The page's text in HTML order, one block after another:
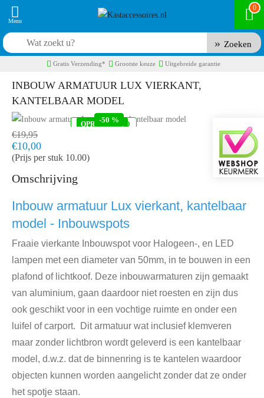
0
Zoeken
Gratis Verzending* Grootste keuze Uitgebreide garantie
INBOUW ARMATUUR LUX VIERKANT,
KANTELBAAR MODEL
OP VOORRAAD
OPRUIMING
-50 %
Snel in huis, 1 á 2 werkdagen
SPO-0391
€19,95
€10,00
(Prijs per stuk 10.00)
Omschrijving
Inbouw armatuur Lux vierkant, kantelbaar
model - Inbouwspots
Fraaie vierkante Inbouwspot voor Halogeen-, en LED
lampen met een diameter van 50mm, in te bouwen in een
plafond of lichtkoof. Deze inbouwarmaturen zijn gemaakt
van aluminium, gaan daardoor niet roesten en zijn dus
ook geschikt voor in een vochtige ruimte en onder een
luifel of carport. Dit armatuur wat inclusief klemveren
maar zonder lichtbron wordt geleverd is een kantelbaar
model, d.w.z. dat de binnenring is te kantelen waardoor
objecten kunnen worden aangelicht zonder dat ze onder
het spotje staan.